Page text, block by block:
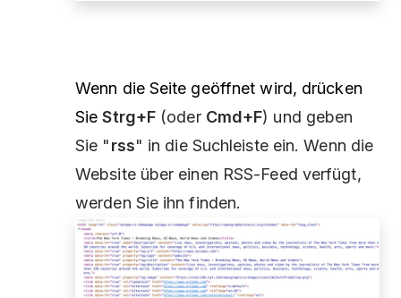
Wenn die Seite geöffnet wird, drücken
SieStrg+F (oder Cmd+F) und geben
Sie "rss" in die Suchleiste ein. Wenn die
Website über einen RSS-Feed verfügt,
werden Sie ihn finden.